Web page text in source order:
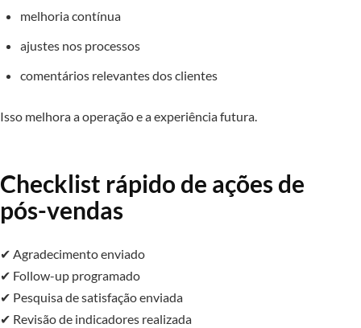
melhoria contínua
ajustes nos processos
comentários relevantes dos clientes
Isso melhora a operação e a experiência futura.
Checklist rápido de ações de
pós-vendas
✔ Agradecimento enviado
✔ Follow-up programado
✔ Pesquisa de satisfação enviada
✔ Revisão de indicadores realizada